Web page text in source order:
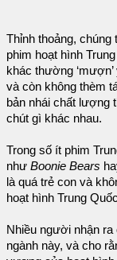
Thỉnh thoảng, chúng
phim hoạt hình
khác thường
và còn không thèm
bản nhái chất lượng
chút gì khác nhau.
Trong số ít phim
như Boonie Bears
là quá trẻ con và
hoạt hình Trung
Nhiều người nhận
ngành này, và cho